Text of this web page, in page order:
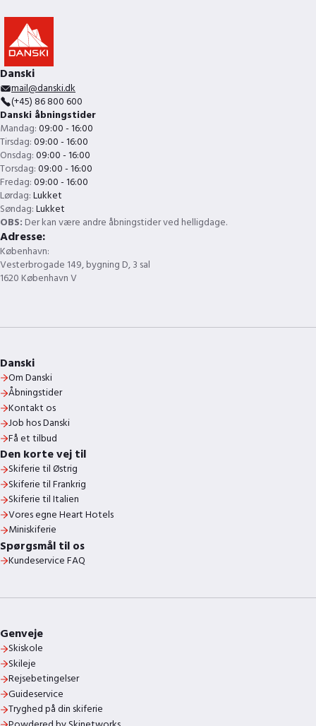
Danski
mail@danski.dk
(+45) 86 800 600
Danski åbningstider
Mandag:09:00 - 16:00
Tirsdag:09:00 - 16:00
Onsdag:09:00 - 16:00
Torsdag:09:00 - 16:00
Fredag:09:00 - 16:00
Lørdag:Lukket
Søndag:Lukket
OBS: Der kan være andre åbningstider ved helligdage.
Adresse:
København:
Vesterbrogade 149, bygning D, 3 sal
1620 København V
Danski
Om Danski
Åbningstider
Kontakt os
Job hos Danski
Få et tilbud
Den korte vej til
Skiferie til Østrig
Skiferie til Frankrig
Skiferie til Italien
Vores egne Heart Hotels
Miniskiferie
Spørgsmål til os
Kundeservice FAQ
Genveje
Skiskole
Skileje
Rejsebetingelser
Guideservice
Tryghed på din skiferie